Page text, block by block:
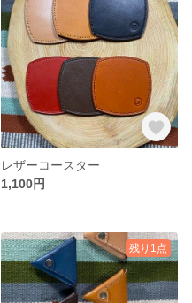
レザーコースター
1,100円
残り1点